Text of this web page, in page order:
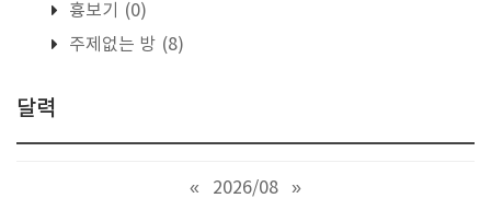
흉보기
(0)
주제없는 방 (8)
달력
« 2026/08 »